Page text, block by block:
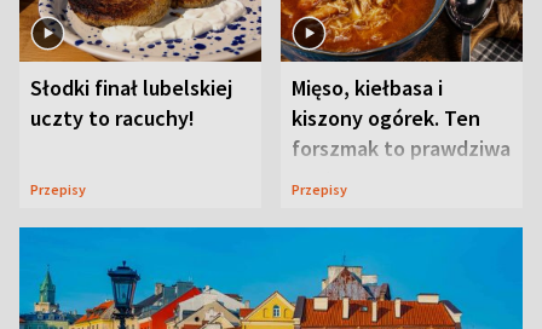
Słodki finał lubelskiej
uczty to racuchy!
Przepisy
Mięso, kiełbasa i
kiszony ogórek. Ten
forszmak to prawdziwa
uczta
Przepisy